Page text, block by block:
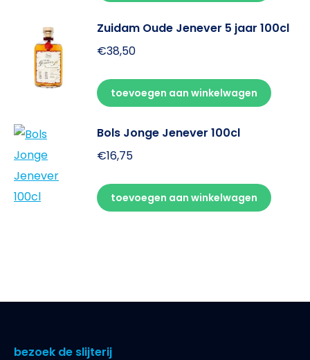
Zuidam Oude Jenever 5 jaar 100cl
€38,50
toevoegen aan winkelwagen
Bols Jonge Jenever 100cl
€16,75
toevoegen aan winkelwagen
bezoek de slijterij